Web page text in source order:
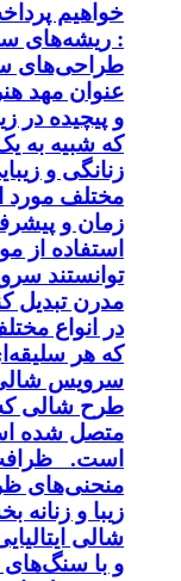
خواهیم
: ریشه‌های
طراحی‌های
عنوان مهد
و پیچیده در
که شبیه به
زنانگی و
مختلف مورد
زمان و
استفاده از
توانستند
مدرن تبدیل
در انواع
که هر
سرویس شالی
طرح شالی
متصل شده
است. ظرافت
منحنی‌های
زیبا و
شالی
و با سنگ‌های